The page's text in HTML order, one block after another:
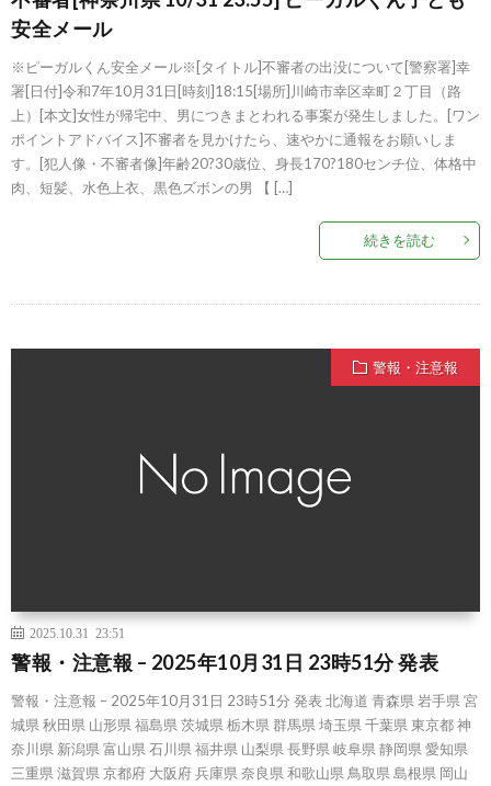
安全メール
※ピーガルくん安全メール※[タイトル]不審者の出没について[警察署]幸
署[日付]令和7年10月31日[時刻]18:15[場所]川崎市幸区幸町２丁目（路
上）[本文]女性が帰宅中、男につきまとわれる事案が発生しました。[ワン
ポイントアドバイス]不審者を見かけたら、速やかに通報をお願いしま
す。[犯人像・不審者像]年齢20?30歳位、身長170?180センチ位、体格中
肉、短髪、水色上衣、黒色ズボンの男 【 […]
続きを読む
警報・注意報
2025.10.31 23:51
警報・注意報 – 2025年10月31日 23時51分 発表
警報・注意報 – 2025年10月31日 23時51分 発表 北海道 青森県 岩手県 宮
城県 秋田県 山形県 福島県 茨城県 栃木県 群馬県 埼玉県 千葉県 東京都 神
奈川県 新潟県 富山県 石川県 福井県 山梨県 長野県 岐阜県 静岡県 愛知県
三重県 滋賀県 京都府 大阪府 兵庫県 奈良県 和歌山県 鳥取県 島根県 岡山